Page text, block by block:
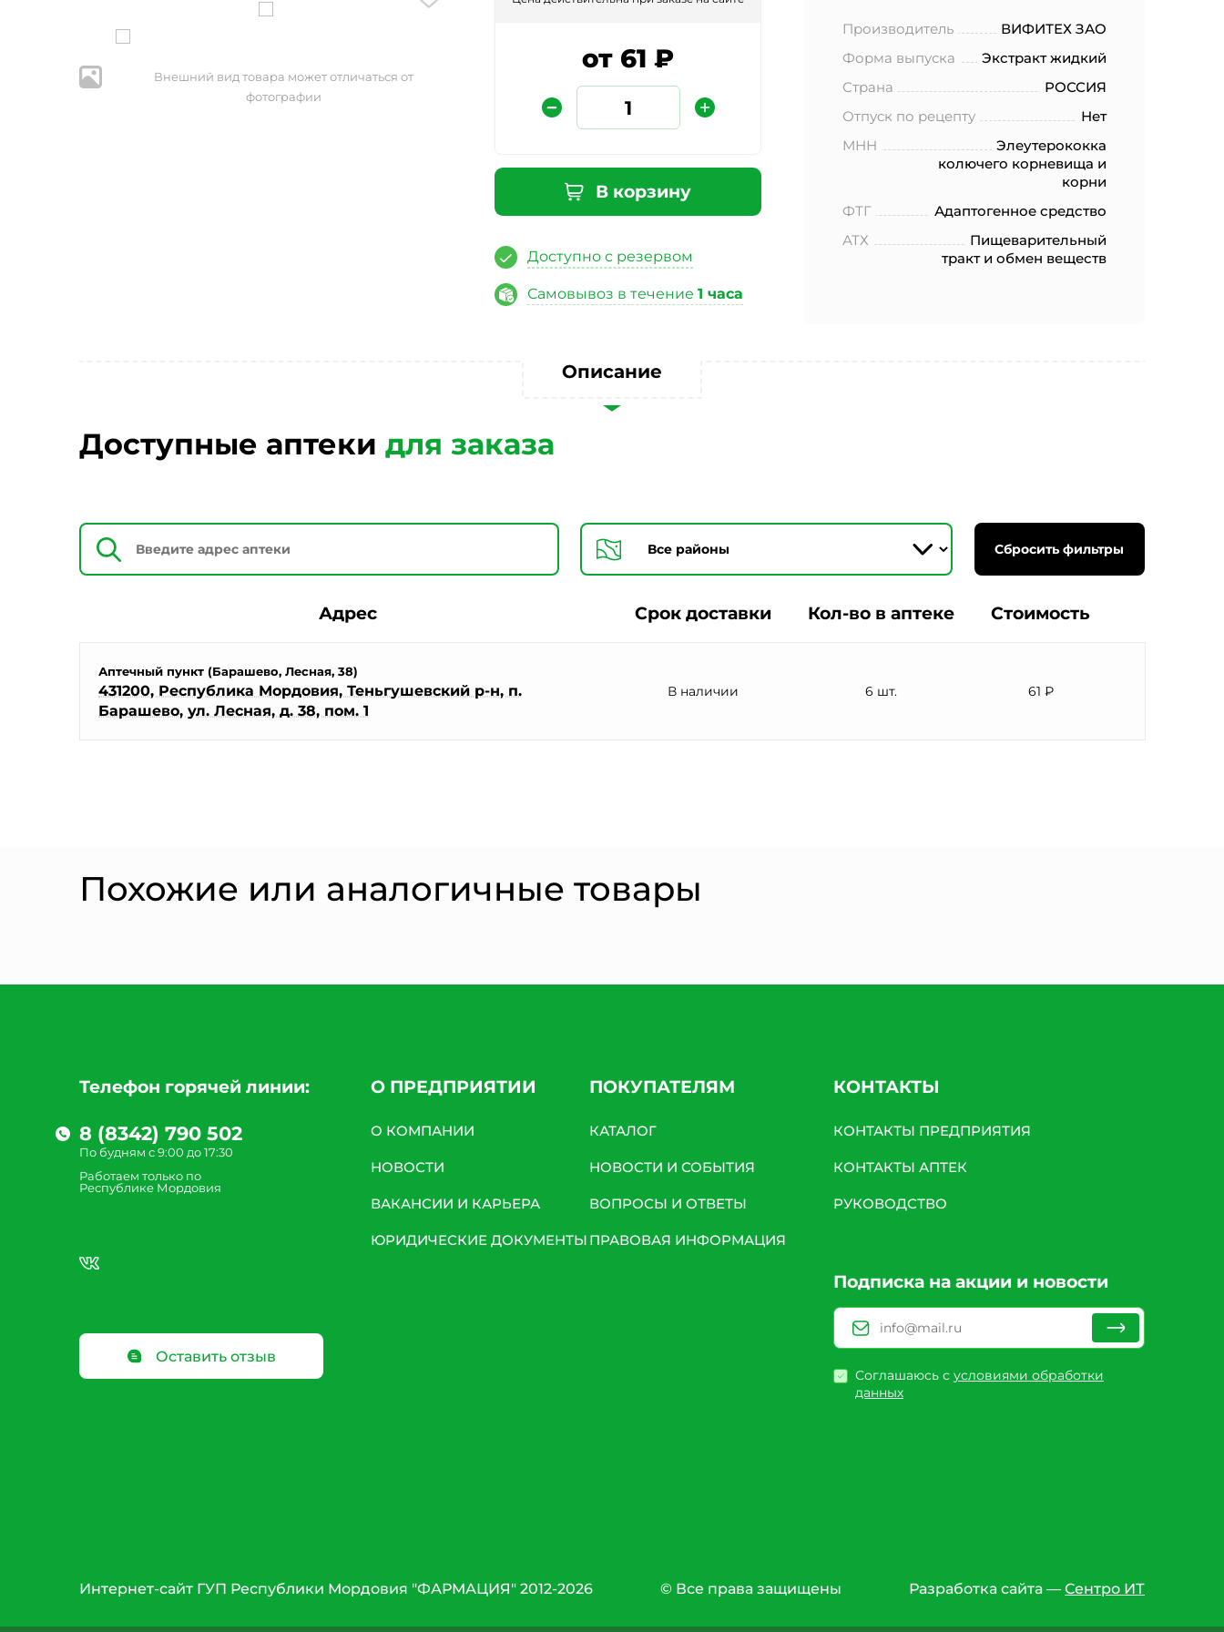
Внешний вид товара может отличаться от
фотографии
от 61 ₽
В корзину
Доступно с резервом
Самовывоз в течение1 часа
Производитель
ВИФИТЕХ ЗАО
Форма выпуска
Экстракт жидкий
Страна
РОССИЯ
Отпуск по рецепту
Нет
МНН
Элеутерококка
колючего корневища и
корни
ФТГ
Адаптогенное средство
АТХ
Пищеварительный
тракт и обмен веществ
Описание
Доступные аптеки для заказа
Сбросить фильтры
Адрес Срок доставки Кол-во в аптеке Стоимость
Аптечный пункт (Барашево, Лесная, 38)
431200, Республика Мордовия, Теньгушевский р-н, п.
Барашево, ул. Лесная, д. 38, пом. 1
В наличии 6 шт. 61 ₽
Похожие или аналогичные товары
Телефон горячей линии:
8 (8342) 790 502
По будням с 9:00 до 17:30
Работаем только по
Республике Мордовия
Оставить отзыв
О ПРЕДПРИЯТИИ
О КОМПАНИИ
НОВОСТИ
ВАКАНСИИ И КАРЬЕРА
ЮРИДИЧЕСКИЕ ДОКУМЕНТЫ
ПОКУПАТЕЛЯМ
КАТАЛОГ
НОВОСТИ И СОБЫТИЯ
ВОПРОСЫ И ОТВЕТЫ
ПРАВОВАЯ ИНФОРМАЦИЯ
КОНТАКТЫ
КОНТАКТЫ ПРЕДПРИЯТИЯ
КОНТАКТЫ АПТЕК
РУКОВОДСТВО
Подписка на акции и новости
Соглашаюсь с условиями обработки
данных
Интернет-сайт ГУП Республики Мордовия "ФАРМАЦИЯ" 2012-2026 © Все права защищены Разработка сайта — Сентро ИТ
Защита от автоматических сообщений
Введите слово на картинке*
* Нажимая кнопку «Отправить отзыв», я даю свое согласие на обработку моих
персональных данных, в соответствии с Федеральным законом от 27.07.2006 года
Согласии на обработку персональных данных *